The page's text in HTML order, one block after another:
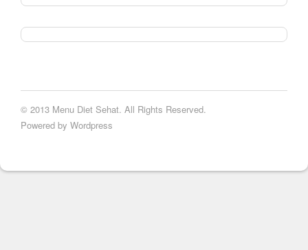
© 2013 Menu Diet Sehat. All Rights Reserved.
Powered by Wordpress